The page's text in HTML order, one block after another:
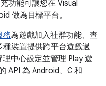
功能可讓您在 Visual
做為目標平台。
務為遊戲加入社群功能、查
裝置提供跨平台遊戲過
中心設定並管理 Play 遊
API 為 Android、C 和